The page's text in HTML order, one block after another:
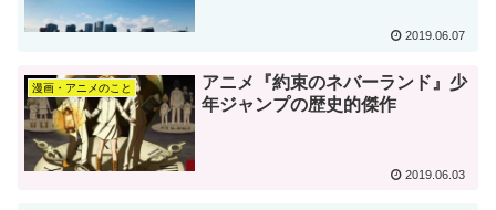
2019.06.07
漫画・アニメのこと
アニメ『約束のネバーランド』少
年ジャンプの歴史的傑作
2019.06.03